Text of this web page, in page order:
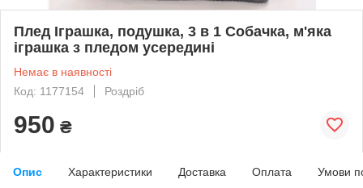
Плед Іграшка, подушка, 3 в 1 Собачка, м'яка
іграшка з пледом усередині
Немає в наявності
Код: 1177154
Роздріб
950 ₴
Опис Характеристики Доставка Оплата Умови